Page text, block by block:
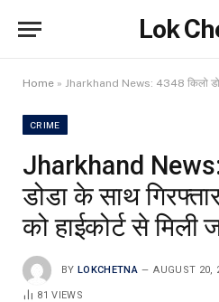
Lok
Home » Jharkhand News: 4348 किलो डोडा के साथ
CRIME
Jharkhand
डोडा के साथ
को हाईकोर्ट से मिली
BY LOKCHETNA AUGUST 20,
81VIEWS